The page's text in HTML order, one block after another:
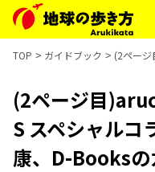
TOP ガイドブック (2ページ
(2ページ目
S スペシャルコ
康、D-Books